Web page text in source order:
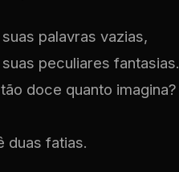
palavras vazias,
peculiares fantasias.
doce quanto imagina?
duas fatias.